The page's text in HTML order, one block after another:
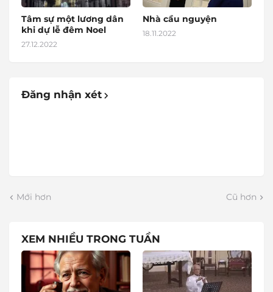
Tâm sự một lương dân
khi dự lễ đêm Noel
27.12.2022
Nhà cầu nguyện
18.11.2022
Đăng nhận xét
Mới hơn Cũ hơn
XEM NHIỀU TRONG TUẦN